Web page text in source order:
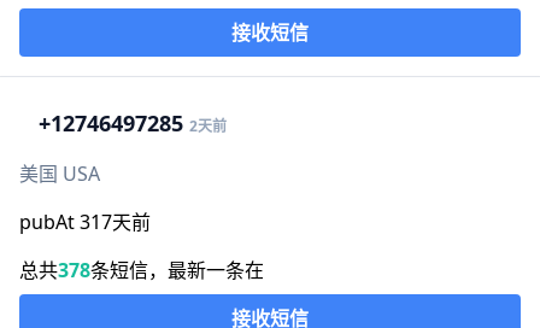
接收短信
+12746497285 2天前
美国 USA
pubAt 317天前
总共378条短信，最新一条在
接收短信